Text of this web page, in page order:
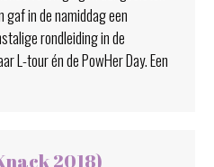
gaf in de namiddag een
rondleiding in de
L-tour én de PowHer Day. Een
2018)